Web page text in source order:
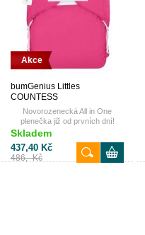
Akce
bumGenius Littles
COUNTESS
Novorozenecká All in One
plenečka již od prvních dní!
Skladem
437,40 Kč
486,- Kč